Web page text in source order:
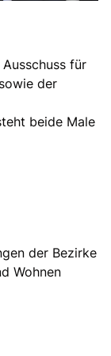
für
der
beide Male
der Bezirke
Wohnen